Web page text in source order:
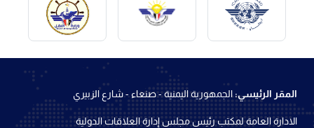
المقر الرئيسي:الجمهورية اليمنية - صنعاء - شارع الزبيري
الادارة العامة لمكتب رئيس مجلس إدارة العلاقات الدولية